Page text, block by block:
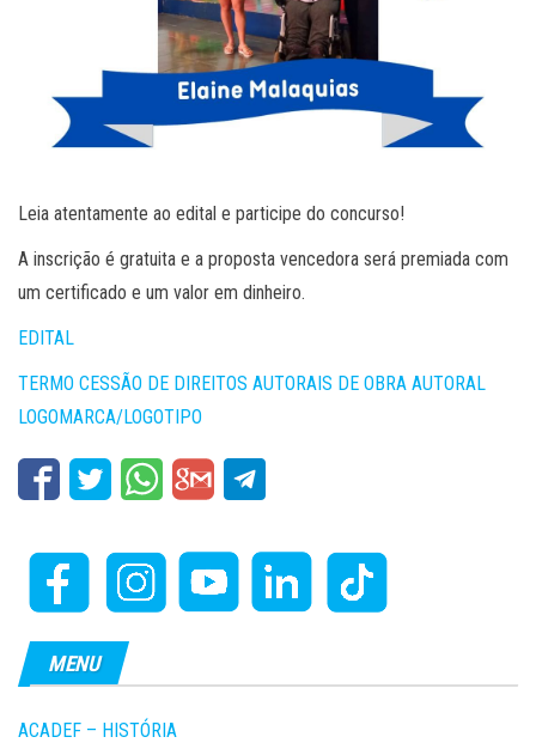
Leia atentamente ao edital e participe do concurso!
A inscrição é gratuita e a proposta vencedora será premiada com
um certificado e um valor em dinheiro.
EDITAL
TERMO CESSÃO DE DIREITOS AUTORAIS DE OBRA AUTORAL
LOGOMARCA/LOGOTIPO
MENU
ACADEF – HISTÓRIA